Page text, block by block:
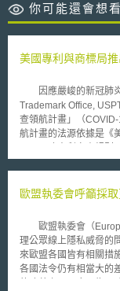
你可能還會想看
美國專利與商標局
因應嚴峻的新冠肺炎
Trademark Office,
查領航計畫」（
航計畫的法源依據是《
優先審查必須繳交相關
期待在6個月內完成。
Office action）、請求
（abandonment of
Notice of Appeal）。 美國專利與商標局局長Andrei Iancu表示：「獨
立發明人與小型企業創
疾病給予有利的援助。
歐盟執委會呼籲採
歐盟執委會（
理公眾線上隱私威脅的
來歐盟各國皆有相關措
各國法令仍有相當大的